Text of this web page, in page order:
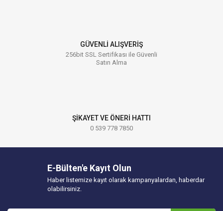
GÜVENLİ ALIŞVERİŞ
256bit SSL Sertifikası ile Güvenli
Satın Alma
ŞİKAYET VE ÖNERİ HATTI
0 539 778 7850
E-Bülten'e Kayıt Olun
Haber listemize kayıt olarak kampanyalardan, haberdar
olabilirsiniz.